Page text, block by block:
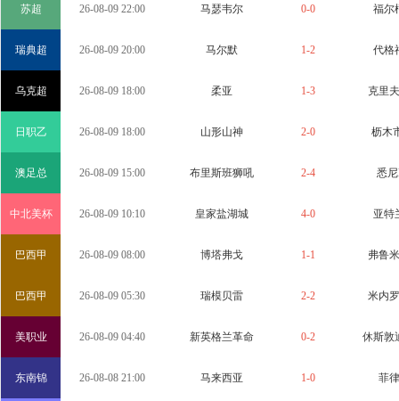
苏超 26-08-09 22:00 马瑟韦尔 0-0 福尔
瑞典超 26-08-09 20:00 马尔默 1-2 代格
乌克超 26-08-09 18:00 柔亚 1-3 克里
日职乙 26-08-09 18:00 山形山神 2-0 枥木
澳足总 26-08-09 15:00 布里斯班狮吼 2-4 悉
中北美杯 26-08-09 10:10 皇家盐湖城 4-0 亚特
巴西甲 26-08-09 08:00 博塔弗戈 1-1 弗鲁
巴西甲 26-08-09 05:30 瑞模贝雷 2-2 米内
美职业 26-08-09 04:40 新英格兰革命 0-2 休斯敦
东南锦 26-08-08 21:00 马来西亚 1-0 菲